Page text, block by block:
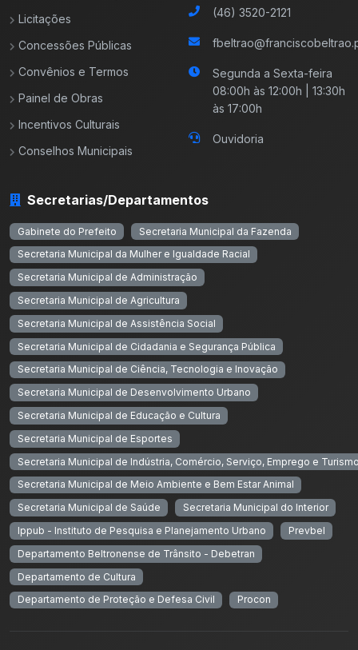
Licitações
Concessões Públicas
Convênios e Termos
Painel de Obras
Incentivos Culturais
Conselhos Municipais
(46) 3520-2121
Segunda a Sexta-feira
08:00h às 12:00h | 13:30h
às 17:00h
Ouvidoria
Secretarias/Departamentos
Gabinete do Prefeito
Secretaria Municipal da Fazenda
Secretaria Municipal da Mulher e Igualdade Racial
Secretaria Municipal de Administração
Secretaria Municipal de Agricultura
Secretaria Municipal de Assistência Social
Secretaria Municipal de Cidadania e Segurança Pública
Secretaria Municipal de Ciência, Tecnologia e Inovação
Secretaria Municipal de Desenvolvimento Urbano
Secretaria Municipal de Educação e Cultura
Secretaria Municipal de Esportes
Secretaria Municipal de Indústria, Comércio, Serviço, Emprego e
Secretaria Municipal de Meio Ambiente e Bem Estar Animal
Secretaria Municipal de Saúde
Secretaria Municipal do Interior
Ippub - Instituto de Pesquisa e Planejamento Urbano
Prevbel
Departamento Beltronense de Trânsito - Debetran
Departamento de Cultura
Departamento de Proteção e Defesa Civil
Procon